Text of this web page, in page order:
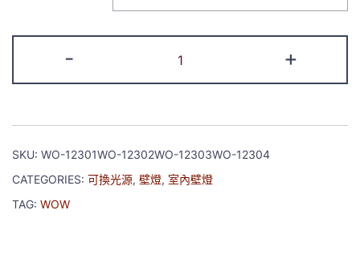
- +
SKU: WO-12301WO-12302WO-12303WO-12304
CATEGORIES: 可換光源, 壁燈, 室內壁燈
TAG: WOW